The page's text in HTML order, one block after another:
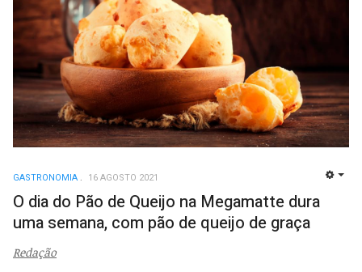
GASTRONOMIA 16 AGOSTO 2021
O dia do Pão de Queijo na Megamatte dura
uma semana, com pão de queijo de graça
Redação